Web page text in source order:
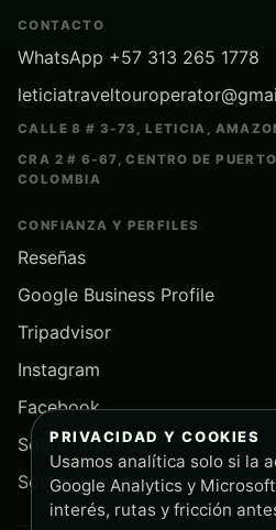
CONTACTO
WhatsApp +57 313 265 1778
CALLE 8 # 3-73, LETICIA,
CRA 2 # 6-67, CENTRO DE
COLOMBIA
CONFIANZA Y PERFILES
Reseñas
Google Business Profile
Tripadvisor
Instagram
Facebook
Sobre nosotros
Socios y medios
PRIVACIDAD Y COOKIES
Usamos analítica solo si la
Google Analytics y
interés, rutas y fricción